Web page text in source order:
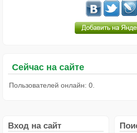
Сейчас на сайте
Пользователей онлайн: 0.
Вход на сайт